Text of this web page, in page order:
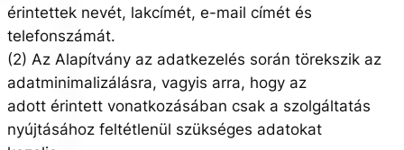
érintettek nevét, lakcímét, e-mail címét és
telefonszámát.
(2) Az Alapítvány az adatkezelés során törekszik az
adatminimalizálásra, vagyis arra, hogy az
adott érintett vonatkozásában csak a szolgáltatás
nyújtásához feltétlenül szükséges adatokat